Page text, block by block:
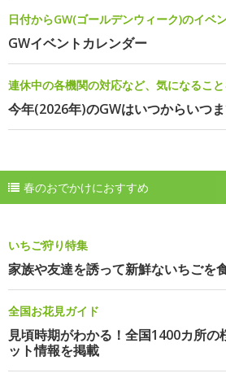
日付からGW(ゴールデンウィーク)のイベ
GWイベントカレンダー
連休中の各機関の対応など、気になるこ
今年(2026年)のGWはいつからいつ
春のおでかけにおすすめ
いちご狩り特集
家族や友達を誘って新鮮ないちごを
全国お花見ガイド
見頃時期がわかる！全国1400カ所の
ット情報を掲載